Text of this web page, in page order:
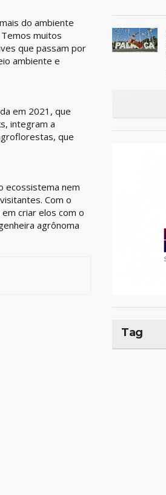
do ambiente
muitos
que passam por
ambiente e
em 2021, que
integram a
que
ecossistema nem
Com o
criar elos com o
agrônoma
Tag